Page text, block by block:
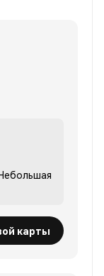
карты